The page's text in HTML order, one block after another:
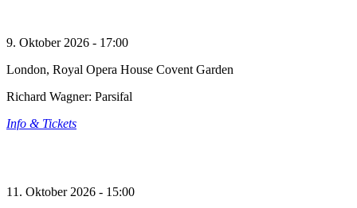
9. Oktober 2026 - 17:00
London, Royal Opera House Covent Garden
Richard Wagner: Parsifal
Info & Tickets
11. Oktober 2026 - 15:00